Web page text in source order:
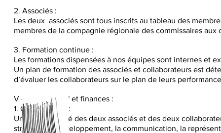
2. Associés :
Les deux associés sont tous inscrits au tableau des
membres de la compagnie régionale des commissaires aux
3. Formation continue :
Les formations dispensées à nos équipes sont internes et
Un plan de formation des associés et collaborateurs est
d’évaluer les collaborateurs sur le plan de leurs
V - Administratif et finances :
1. Gouvernance :
Un conseil formé des deux associés et des deux
stratégie, le développement, la communication, la